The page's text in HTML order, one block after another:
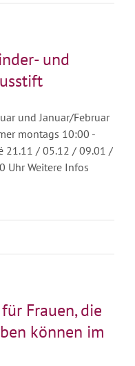
und
und Januar/Februar
montags 10:00 -
21.11 / 05.12 / 09.01 /
Uhr Weitere Infos
Frauen, die
können im